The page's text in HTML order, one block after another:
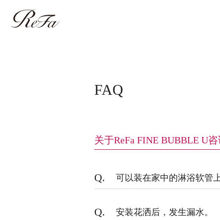
FAQ
关于ReFa FINE BUBBLE U咨
Q. 可以装在家中的淋浴软管
Q. 安装花洒后，发生漏水。